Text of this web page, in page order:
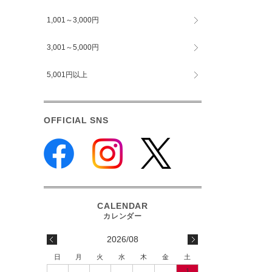
1,001～3,000円
3,001～5,000円
5,001円以上
OFFICIAL SNS
2026/08
日 月 火 水 木 金
土